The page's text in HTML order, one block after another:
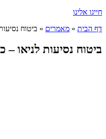
חייגו אלינו
דף הבית » מאמרים » ביטוח
ביטוח נסיעות לניאו